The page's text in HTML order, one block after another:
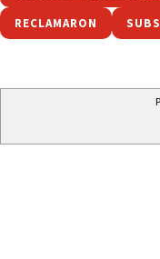
RECLAMARON